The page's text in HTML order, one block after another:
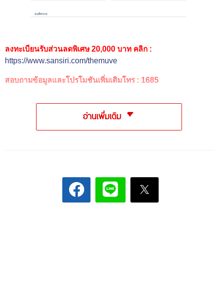
ลงทะเบียนรับส่วนลดพิเศษ 20,000 บาท คลิก :
https://www.sansiri.com/themuve
สอบถามข้อมูลและโปรโมชันเพิ่มเติมโทร : 1685
อ่านเพิ่มเติม